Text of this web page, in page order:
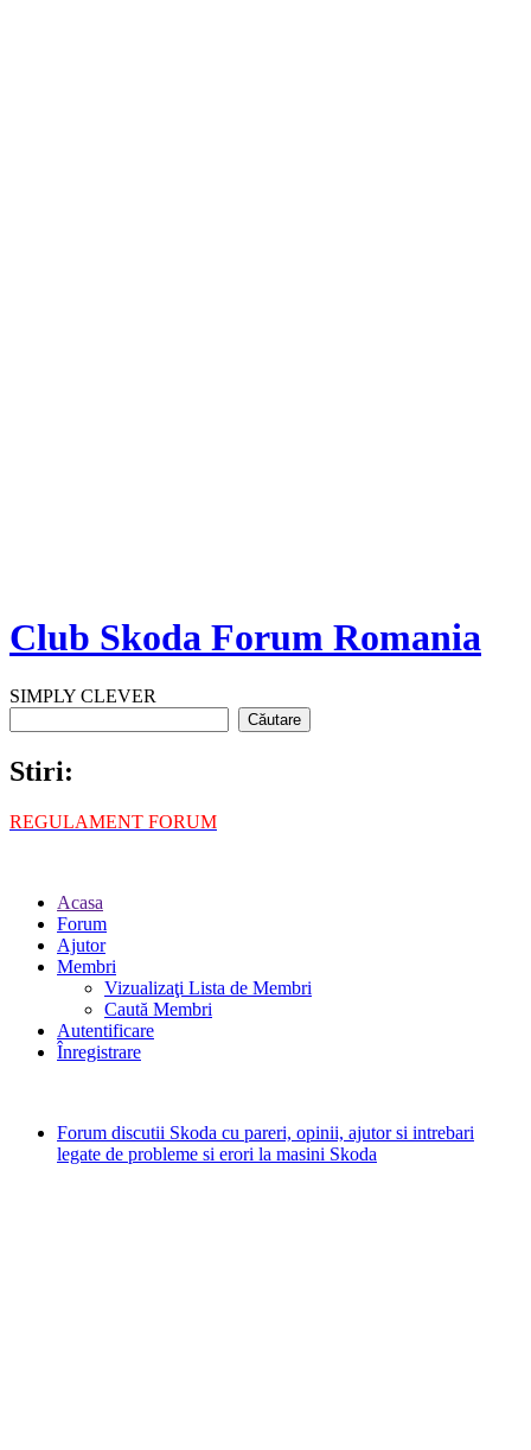
Club Skoda Forum Romania
SIMPLY CLEVER
Stiri:
REGULAMENT FORUM
Acasa
Forum
Ajutor
Membri
Vizualizaţi Lista de Membri
Caută Membri
Autentificare
Înregistrare
Forum discutii Skoda cu pareri, opinii, ajutor si intrebari
legate de probleme si erori la masini Skoda